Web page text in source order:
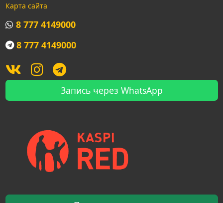
Карта сайта
8 777 4149000
8 777 4149000
Запись через WhatsApp